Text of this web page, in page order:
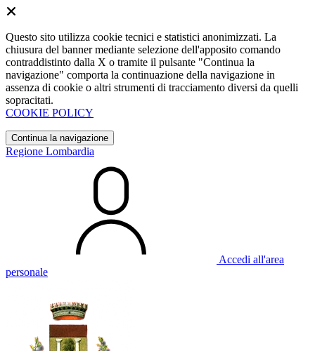
Questo sito utilizza cookie tecnici e statistici anonimizzati. La
chiusura del banner mediante selezione dell'apposito comando
contraddistinto dalla X o tramite il pulsante "Continua la
navigazione" comporta la continuazione della navigazione in
assenza di cookie o altri strumenti di tracciamento diversi da quelli
sopracitati.
COOKIE POLICY
Continua la navigazione
Regione Lombardia
Accedi all'area
personale